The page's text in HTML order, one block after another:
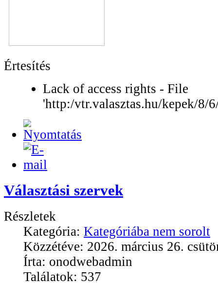
Értesítés
Lack of access rights - File
'http:/vtr.valasztas.hu/kepek/8/
Választási szervek
Részletek
Kategória: Kategóriába nem sorolt
Közzétéve: 2026. március 26.
Írta: onodwebadmin
Találatok: 537